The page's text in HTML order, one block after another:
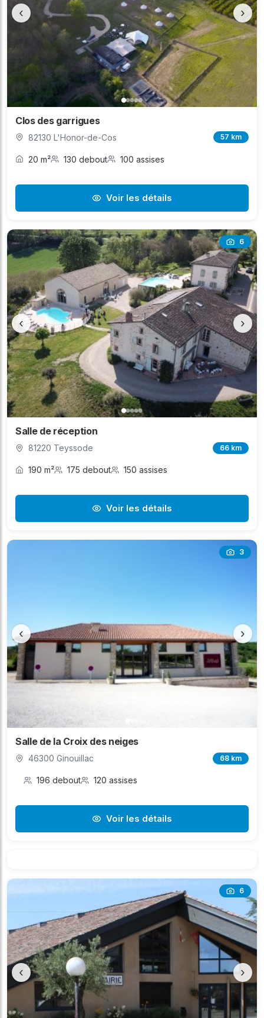
‹ ›
Clos des garrigues
82130 L'Honor-de-Cos 57 km
20 m² 130 debout 100 assises
Voir les détails
6
‹ ›
Salle de réception
81220 Teyssode 66 km
190 m² 175 debout 150 assises
Voir les détails
3
‹ ›
Salle de la Croix des neiges
46300 Ginouillac 68 km
196 debout 120 assises
Voir les détails
6
‹ ›